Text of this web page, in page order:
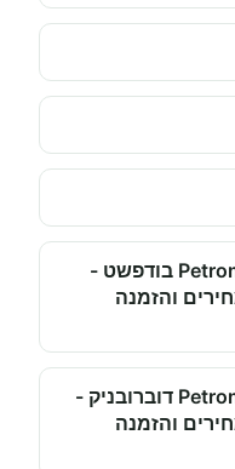
השכרת קרוואנים - Petroni בודפשט -
והזמנה
השכרת קרוואנים - Petroni דוברובניק -
והזמנה